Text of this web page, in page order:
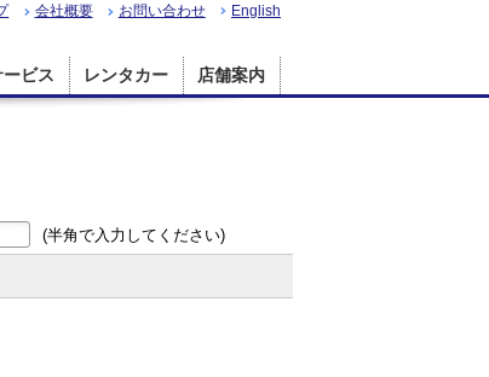
会社概要 お問い合わせ English
ービス レンタカー 店舗案内
(半角で入力してください)